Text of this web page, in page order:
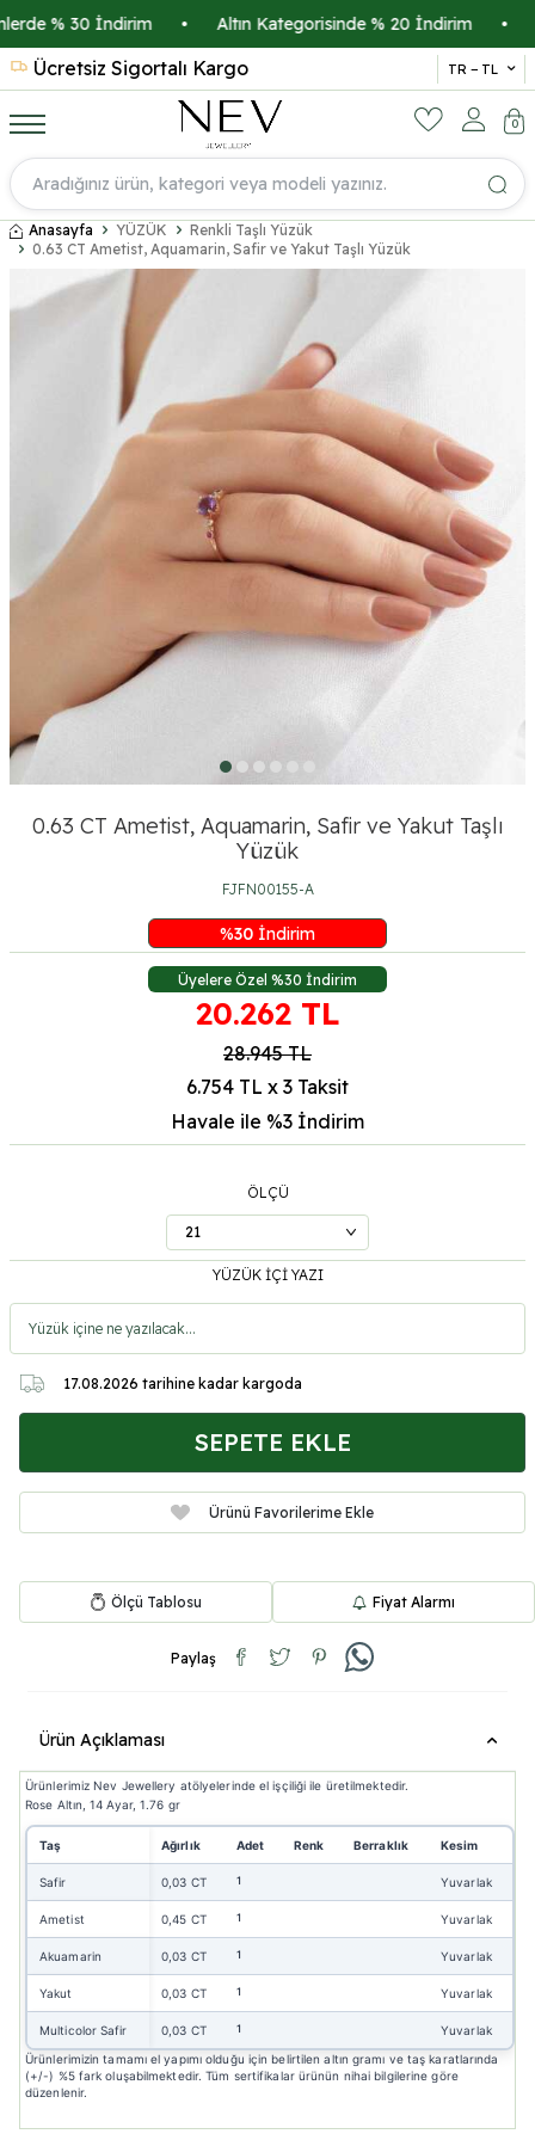
% 30 İndirim • Altın Kategorisinde % 20 İndirim •
Ücretsiz Sigortalı Kargo 14
TR − TL
0
Anasayfa YÜZÜK
Renkli Taşlı Yüzük
0.63 CT Ametist, Aquamarin, Safir ve Yakut Taşlı Yüzük
0.63 CT Ametist, Aquamarin, Safir ve Yakut Taşlı
Yüzük
FJFN00155-A
%30 İndirim
Üyelere Özel %30 İndirim
20.262TL
28.945TL
6.754 TL x 3 Taksit
Havale ile %3 İndirim
ÖLÇÜ
YÜZÜK İÇİ YAZI
17.08.2026 tarihine kadar kargoda
SEPETE EKLE
Ürünü Favorilerime Ekle
Ölçü Tablosu Fiyat Alarmı
Paylaş
Ürün Açıklaması
Ürünlerimiz Nev Jewellery atölyelerinde el işçiliği ile üretilmektedir.
Rose Altın, 14 Ayar, 1.76 gr
Taş Ağırlık Adet Renk Berraklık Kesim
Safir 0,03 CT 1 Yuvarlak
Ametist 0,45 CT 1 Yuvarlak
Akuamarin 0,03 CT 1 Yuvarlak
Yakut 0,03 CT 1 Yuvarlak
Multicolor Safir 0,03 CT 1
Yuvarlak
Ürünlerimizin tamamı el yapımı olduğu için belirtilen altın gramı ve taş karatlarında
(+/-) %5 fark oluşabilmektedir. Tüm sertifikalar ürünün nihai bilgilerine göre
düzenlenir.